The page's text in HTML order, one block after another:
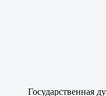
Государственная